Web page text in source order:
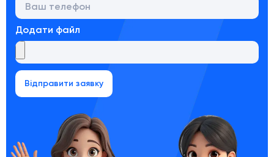
Додати файл
Відправити заявку